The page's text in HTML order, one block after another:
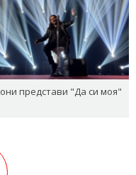
представи "Да си моя"